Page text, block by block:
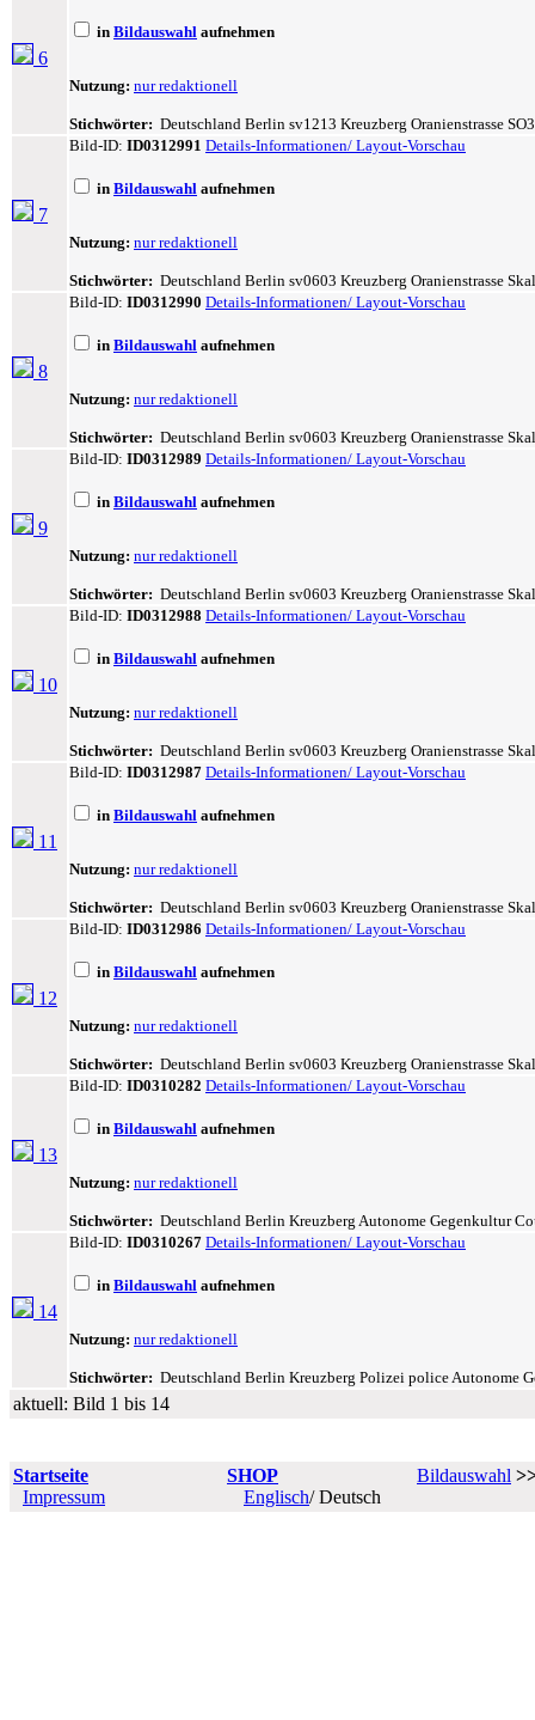
6
in Bildauswahl aufnehmen
Nutzung: nur redaktionell
Stichwörter: Deutschland Berlin sv1213 Kreuzberg Oranienstrasse
7
Bild-ID: ID0312991 Details-Informationen/ Layout-Vorschau
in Bildauswahl aufnehmen
Nutzung: nur redaktionell
Stichwörter: Deutschland Berlin sv0603 Kreuzberg Oranienstrasse
8
Bild-ID: ID0312990 Details-Informationen/ Layout-Vorschau
in Bildauswahl aufnehmen
Nutzung: nur redaktionell
Stichwörter: Deutschland Berlin sv0603 Kreuzberg Oranienstrasse
9
Bild-ID: ID0312989 Details-Informationen/ Layout-Vorschau
in Bildauswahl aufnehmen
Nutzung: nur redaktionell
Stichwörter: Deutschland Berlin sv0603 Kreuzberg Oranienstrasse
10
Bild-ID: ID0312988 Details-Informationen/ Layout-Vorschau
in Bildauswahl aufnehmen
Nutzung: nur redaktionell
Stichwörter: Deutschland Berlin sv0603 Kreuzberg Oranienstrasse
11
Bild-ID: ID0312987 Details-Informationen/ Layout-Vorschau
in Bildauswahl aufnehmen
Nutzung: nur redaktionell
Stichwörter: Deutschland Berlin sv0603 Kreuzberg Oranienstrasse
12
Bild-ID: ID0312986 Details-Informationen/ Layout-Vorschau
in Bildauswahl aufnehmen
Nutzung: nur redaktionell
Stichwörter: Deutschland Berlin sv0603 Kreuzberg Oranienstrasse
13
Bild-ID: ID0310282 Details-Informationen/ Layout-Vorschau
in Bildauswahl aufnehmen
Nutzung: nur redaktionell
Stichwörter: Deutschland Berlin Kreuzberg Autonome Gegenkultur
14
Bild-ID: ID0310267 Details-Informationen/ Layout-Vorschau
in Bildauswahl aufnehmen
Nutzung: nur redaktionell
Stichwörter: Deutschland Berlin Kreuzberg Polizei police Autonome
aktuell: Bild 1 bis 14
Startseite SHOP Bildauswahl
Impressum
Englisch/ Deutsch